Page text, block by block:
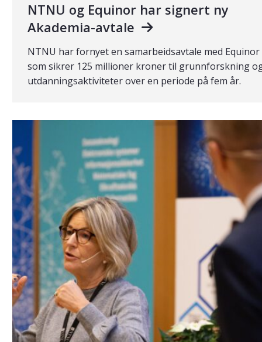
NTNU og Equinor har signert ny
Akademia-avtale
NTNU har fornyet en samarbeidsavtale med Equinor
som sikrer 125 millioner kroner til grunnforskning
utdanningsaktiviteter over en periode på fem år.